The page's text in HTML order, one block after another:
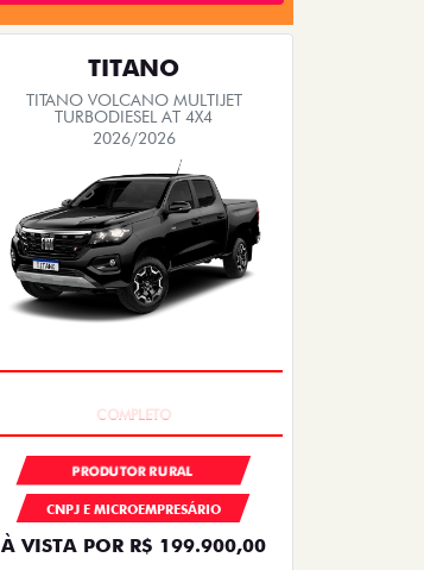
TITANO
TITANO VOLCANO MULTIJET
TURBODIESEL AT 4X4
2026/2026
PRODUTOR RURAL
CNPJ E MICROEMPRESÁRIO
À VISTA POR R$ 199.900,00